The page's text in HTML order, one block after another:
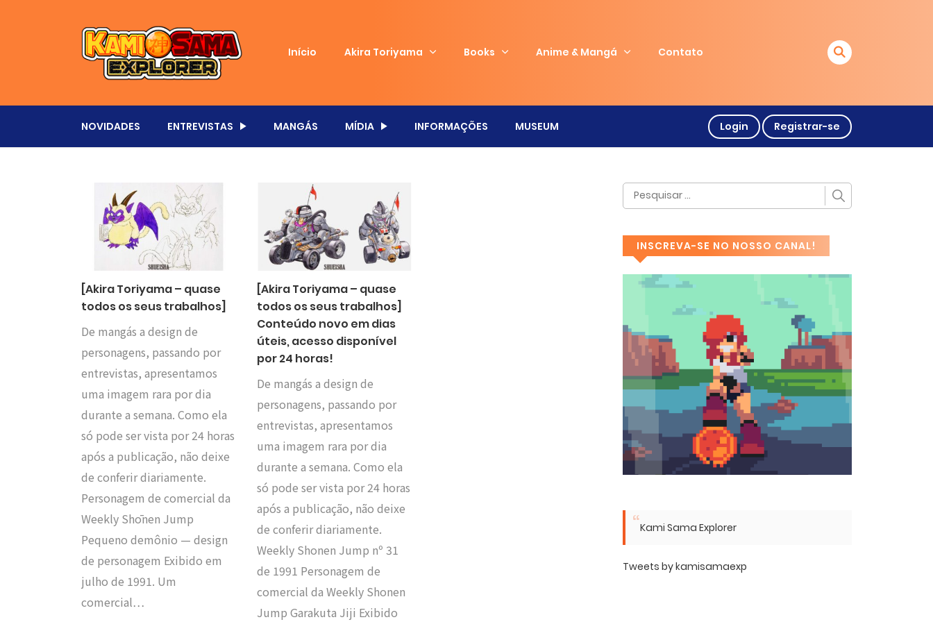
Início Akira Toriyama Books Anime & Mangá Contato
NOVIDADES ENTREVISTAS MANGÁS MÍDIA INFORMAÇÕES MUSEUM Login Registrar-se
[Akira Toriyama – quase
todos os seus trabalhos]
De mangás a design de
personagens, passando por
entrevistas, apresentamos
uma imagem rara por dia
durante a semana. Como ela
só pode ser vista por 24 horas
após a publicação, não deixe
de conferir diariamente.
Personagem de comercial da
Weekly Shōnen Jump
Pequeno demônio — design
de personagem Exibido em
julho de 1991. Um
comercial…
[Akira Toriyama – quase
todos os seus trabalhos]
Conteúdo novo em dias
úteis, acesso disponível
por 24 horas!
De mangás a design de
personagens, passando por
entrevistas, apresentamos
uma imagem rara por dia
durante a semana. Como ela
só pode ser vista por 24 horas
após a publicação, não deixe
de conferir diariamente.
Weekly Shonen Jump nº 31
de 1991 Personagem de
comercial da Weekly Shonen
Jump Garaku­ta Jiji Exibido
INSCREVA-SE NO NOSSO CANAL!
Kami Sama Explorer
Tweets by kamisamaexp